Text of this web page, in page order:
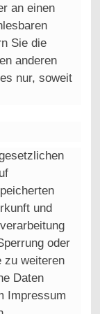
an einen
Sie die
anderen
nur, soweit
und
oder
zu weiteren
Daten
Impressum